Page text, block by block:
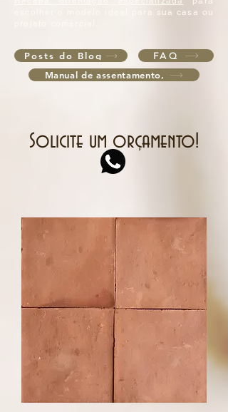
escolher o modelo ideal para sua casa ou
Posts do Blog FAQ
Manual de assentamento,
Solicite um orçamento!